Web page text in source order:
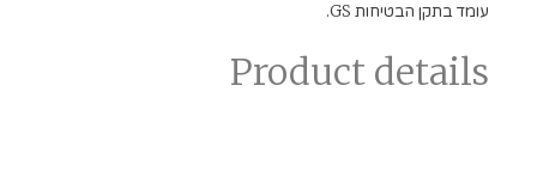
עומד בתקן הבטיחות GS.
Product details